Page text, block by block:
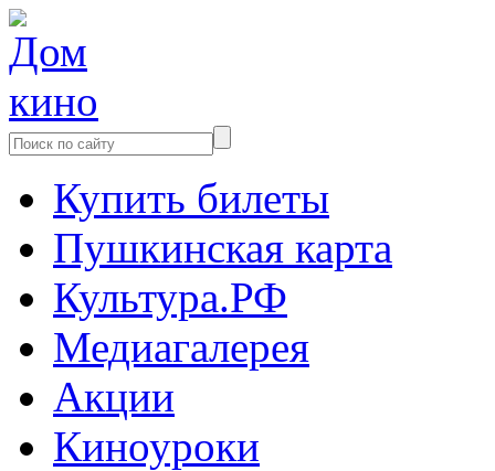
Купить билеты
Пушкинская карта
Культура.РФ
Медиагалерея
Акции
Киноуроки